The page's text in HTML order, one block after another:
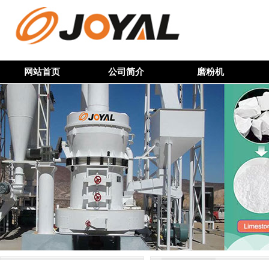
网站首页 公司简介 磨粉机